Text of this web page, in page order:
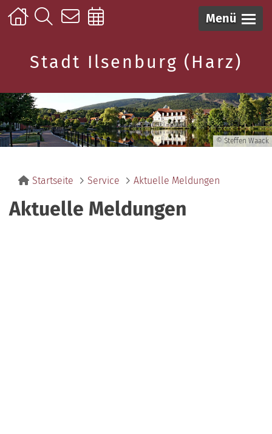
Menü
Stadt Ilsenburg (Harz)
© Steffen Waack
Startseite Service Aktuelle Meldungen
Aktuelle Meldungen